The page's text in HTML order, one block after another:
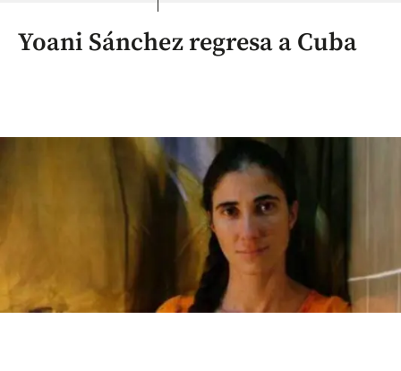
Yoani Sánchez regresa a Cuba